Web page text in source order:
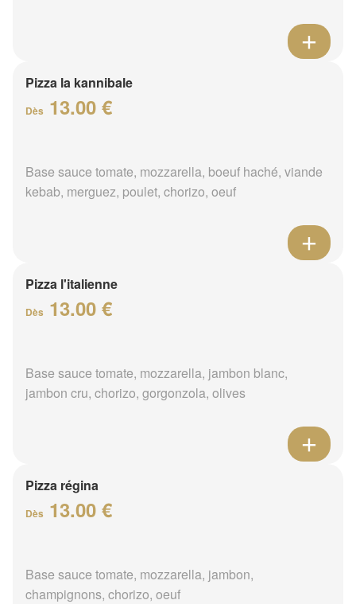
Pizza la kannibale
Dès 13.00 €
Base sauce tomate, mozzarella, boeuf haché, viande
kebab, merguez, poulet, chorizo, oeuf
Pizza l'italienne
Dès 13.00 €
Base sauce tomate, mozzarella, jambon blanc,
jambon cru, chorizo, gorgonzola, olives
Pizza régina
Dès 13.00 €
Base sauce tomate, mozzarella, jambon,
champignons, chorizo, oeuf